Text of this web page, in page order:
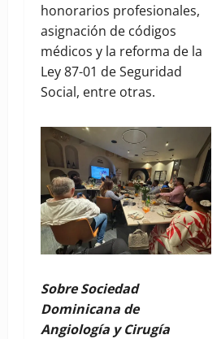
honorarios profesionales,
asignación de códigos
médicos y la reforma de la
Ley 87-01 de Seguridad
Social, entre otras.
Sobre Sociedad
Dominicana de
Angiología y Cirugía